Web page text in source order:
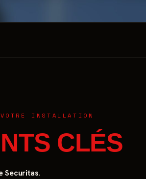
INSTALLATION
CLÉS
Securitas.